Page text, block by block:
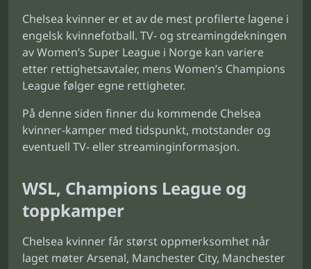
Chelsea kvinner er et av de mest profilerte lagene i
engelsk kvinnefotball. TV- og streamingdekningen
av Women’s Super League i Norge kan variere
etter rettighetsavtaler, mens Women’s Champions
League følger egne rettigheter.
På denne siden finner du kommende Chelsea
kvinner-kamper med tidspunkt, motstander og
eventuell TV- eller streaminginformasjon.
WSL, Champions League og
toppkamper
Chelsea kvinner får størst oppmerksomhet når
laget møter Arsenal, Manchester City, Manchester